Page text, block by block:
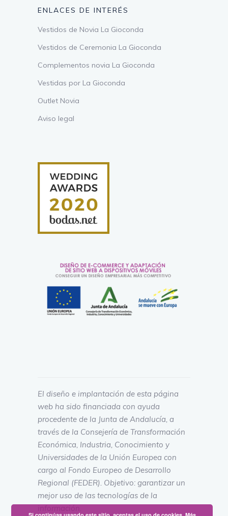
ENLACES DE INTERÉS
Vestidos de Novia La Gioconda
Vestidos de Ceremonia La Gioconda
Complementos novia La Gioconda
Vestidas por La Gioconda
Outlet Novia
Aviso legal
El diseño e implantación de esta página
web ha sido financiada con ayuda
procedente de la Junta de Andalucía, a
través de la Consejería de Transformación
Económica, Industria, Conocimiento y
Universidades de la Unión Europea con
cargo al Fondo Europeo de Desarrollo
Regional (FEDER). Objetivo: garantizar un
mejor uso de las tecnologías de la